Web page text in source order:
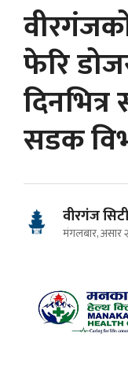
फेरि
सडक
वीरगंज सिटी
मंगलबार, असार